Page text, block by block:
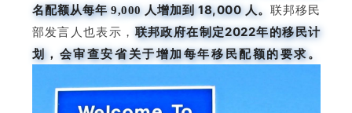
名配额从每年9,000人增加到 18,000 人。
联邦移民
部发言人也表示， 联邦政府在制定2022年的移民计
划，会审查安省关于增加每年移民配额的要求。